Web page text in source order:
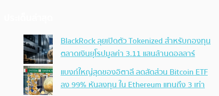
BlackRock ลุยเปิดตัว Tokenized สำหรับกองทุน
ตลาดเงินยุโรปมูลค่า 3.11 แสนล้านดอลลาร์
แบงก์ใหญ่สุดของอิตาลี ลดสัดส่วน Bitcoin ETF
ลง 99% หันลงทุน ใน Ethereum แทนถึง 3 เท่า